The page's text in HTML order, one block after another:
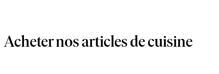
Acheter nos articles de cuisine